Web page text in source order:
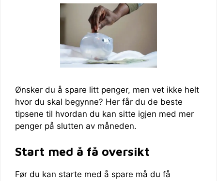
Ønsker du å spare litt penger, men vet ikke helt
hvor du skal begynne? Her får du de beste
tipsene til hvordan du kan sitte igjen med mer
penger på slutten av måneden.
Start med å få oversikt
Før du kan starte med å spare må du få